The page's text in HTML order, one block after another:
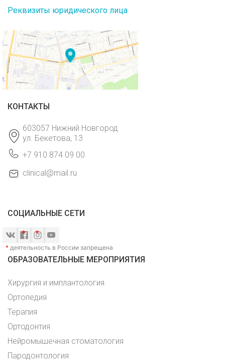
Реквизиты юридического лица
КОНТАКТЫ
603057 Нижний Новгород
ул. Бекетова, 13
+7 910 874 09 00
clinical@mail.ru
СОЦИАЛЬНЫЕ СЕТИ
* деятельность в России запрещена
ОБРАЗОВАТЕЛЬНЫЕ МЕРОПРИЯТИЯ
Хирургия и имплантология
Ортопедия
Терапия
Ортодонтия
Нейромышечная стоматология
Пародонтология